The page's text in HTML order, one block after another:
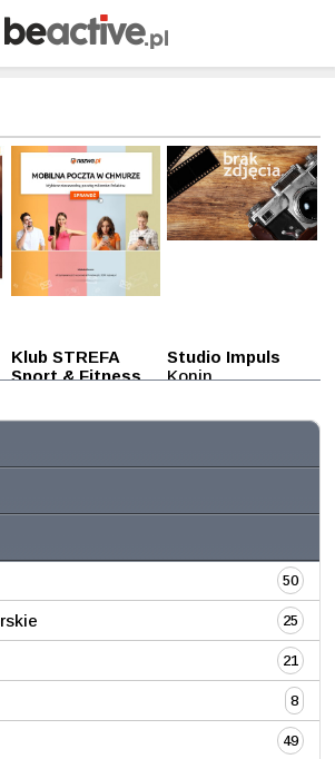
Klub STREFA
Sport & Fitness
Studio Impuls
Konin
50
25
21
8
49